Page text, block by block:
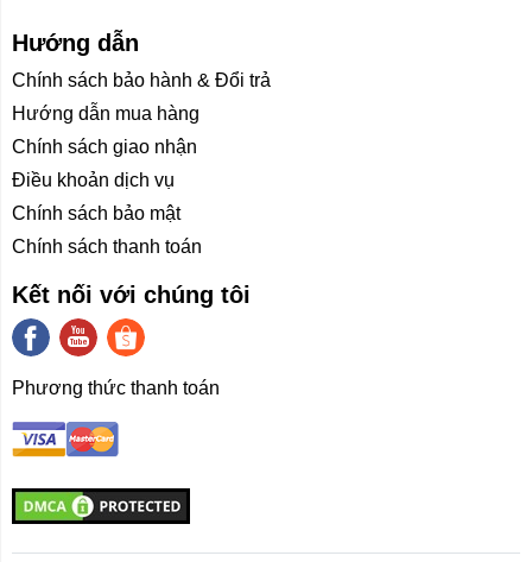
Hướng dẫn
Chính sách bảo hành & Đổi trả
Hướng dẫn mua hàng
Chính sách giao nhận
Điều khoản dịch vụ
Chính sách bảo mật
Chính sách thanh toán
Kết nối với chúng tôi
Phương thức thanh toán